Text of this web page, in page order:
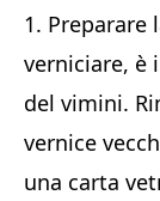
1. Preparare
verniciare, è
del vimini.
vernice
una carta